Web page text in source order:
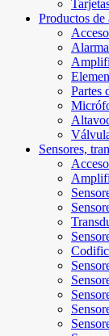
Productos de
Partes
Sensores,